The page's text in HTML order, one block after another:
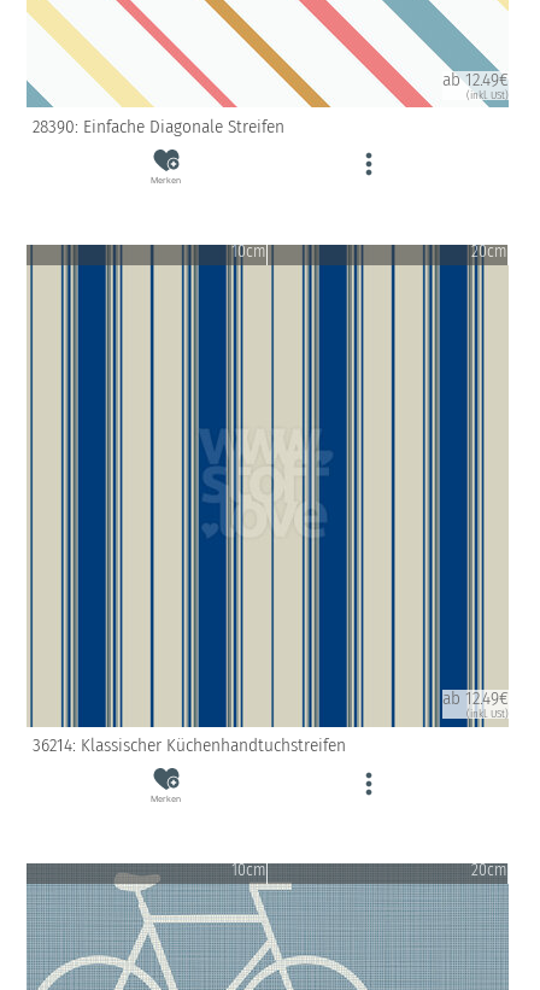
ab 12.49€
(inkl. USt)
28390: Einfache Diagonale Streifen
Merken
10cm 20cm
ab 12.49€
(inkl. USt)
36214: Klassischer Küchenhandtuchstreifen
Merken
10cm 20cm